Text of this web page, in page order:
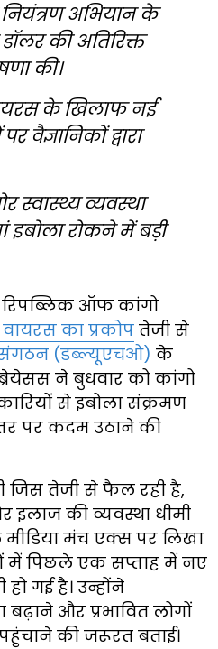
अभियान के
की अतिरिक्त
की।
के खिलाफ नई
द्वारा
स्वास्थ्य व्यवस्था
इबोला रोकने में बड़ी
रिपब्लिक ऑफ कांगो
वायरस का प्रकोप तेजी से
संगठन (डब्ल्यूएचओ) के
ने बुधवार को कांगो
से इबोला संक्रमण
पर कदम उठाने की
जिस तेजी से फैल रही है,
की व्यवस्था धीमी
मीडिया मंच एक्स पर लिखा
में पिछले एक सप्ताह में नए
गई है। उन्होंने
बढ़ाने और प्रभावित लोगों
की जरूरत बताई।